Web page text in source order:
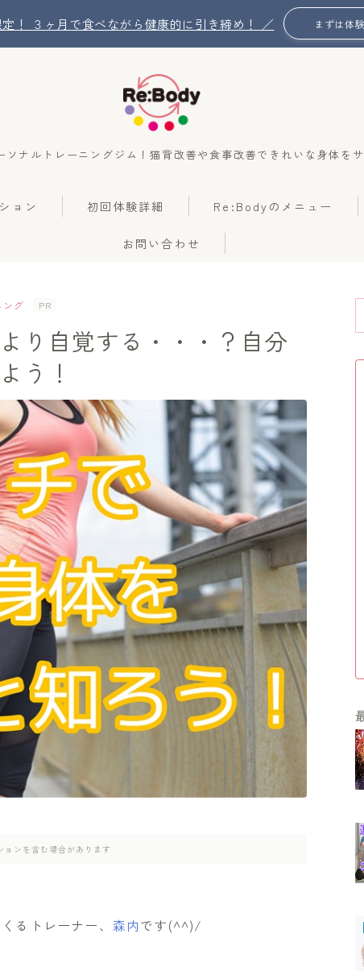
！ ３ヶ月で食べながら健康的に引き締め！ ／ まずは体験
ソナルトレーニングジム！猫背改善や食事改善できれいな身体をサ
ョン 初回体験詳細 Re:Bodyのメニュー
お問い合わせ
Re:Bodyの想い
Re:Bodyのセッション
Re:Bodyのメニュー
記事カテゴリー一覧
プロフィール
アクセス
お問い合わせ
ング PR
り自覚する・・・？自分
う！
ョンを含む場合があります
るトレーナー、 森内です(^^)/